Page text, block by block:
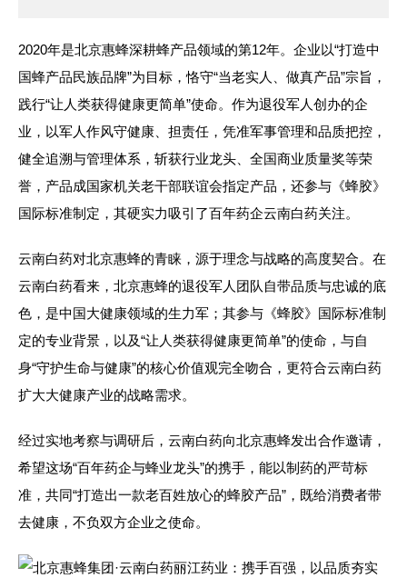
​2020年是北京惠蜂深耕蜂产品领域的第12年。企业以“打造中
国蜂产品民族品牌”为目标，恪守“当老实人、做真产品”宗旨，
践行“让人类获得健康更简单”使命。作为退役军人创办的企
业，以军人作风守健康、担责任，凭准军事管理和品质把控，
健全追溯与管理体系，斩获行业龙头、全国商业质量奖等荣
誉，产品成国家机关老干部联谊会指定产品，还参与《蜂胶》
国际标准制定，其硬实力吸引了百年药企云南白药关注。
云南白药对北京惠蜂的青睐，源于理念与战略的高度契合。在
云南白药看来，北京惠蜂的退役军人团队自带品质与忠诚的底
色，是中国大健康领域的生力军；其参与《蜂胶》国际标准制
定的专业背景，以及“让人类获得健康更简单”的使命，与自
身“守护生命与健康”的核心价值观完全吻合，更符合云南白药
扩大大健康产业的战略需求。
经过实地考察与调研后，云南白药向北京惠蜂发出合作邀请，
希望这场“百年药企与蜂业龙头”的携手，能以制药的严苛标
准，共同“打造出一款老百姓放心的蜂胶产品”，既给消费者带
去健康，不负双方企业之使命。